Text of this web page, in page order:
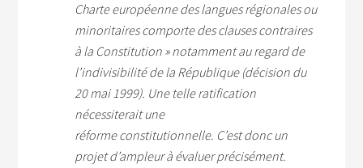
Charte européenne des langues régionales ou
minoritaires comporte des clauses contraires
à la Constitution » notamment au regard de
l’indivisibilité de la République (décision du
20 mai 1999). Une telle ratification
nécessiterait une
réforme constitutionnelle. C’est donc un
projet d’ampleur à évaluer précisément.